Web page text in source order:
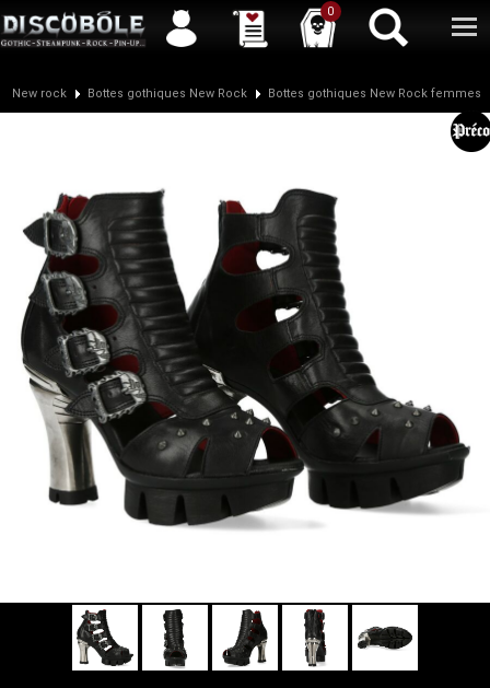
0
Service client 04 50 26 57 88 Newsletter | | Facebook
New rock Bottes gothiques New Rock Bottes gothiques New Rock femmes